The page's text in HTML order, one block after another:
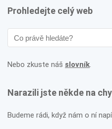
Prohledejte celý web
Nebo zkuste náš slovník.
Narazili jste někde na
Budeme rádi, když nám o ní